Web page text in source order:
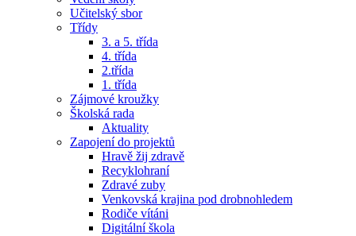
Učitelský sbor
Třídy
3. a 5. třída
4. třída
2.třída
1. třída
Zájmové kroužky
Školská rada
Aktuality
Zapojení do projektů
Hravě žij zdravě
Recyklohraní
Zdravé zuby
Venkovská krajina pod drobnohledem
Rodiče vítáni
Digitální škola